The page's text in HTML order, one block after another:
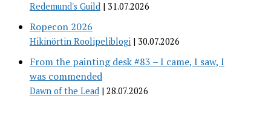
Redemund's Guild 31.07.2026
Ropecon 2026
Hikinörtin Roolipeliblogi 30.07.2026
From the painting desk #83 – I came, I saw, I
was commended
Dawn of the Lead 28.07.2026